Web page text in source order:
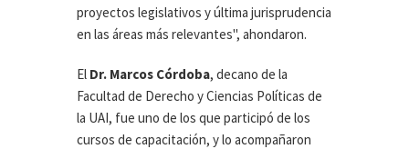
proyectos legislativos y última jurisprudencia
en las áreas más relevantes", ahondaron.
El Dr. Marcos Córdoba, decano de la
Facultad de Derecho y Ciencias Políticas de
la UAI, fue uno de los que participó de los
cursos de capacitación, y lo acompañaron